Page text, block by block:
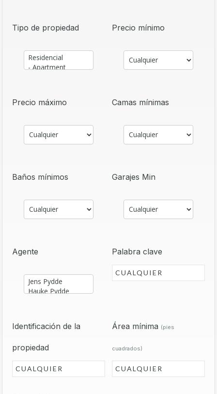
Tipo de propiedad Precio mínimo
Precio máximo Camas mínimas
Baños mínimos Garajes Min
Agente Palabra clave
Identificación de la
propiedad
Área mínima (pies
cuadrados)